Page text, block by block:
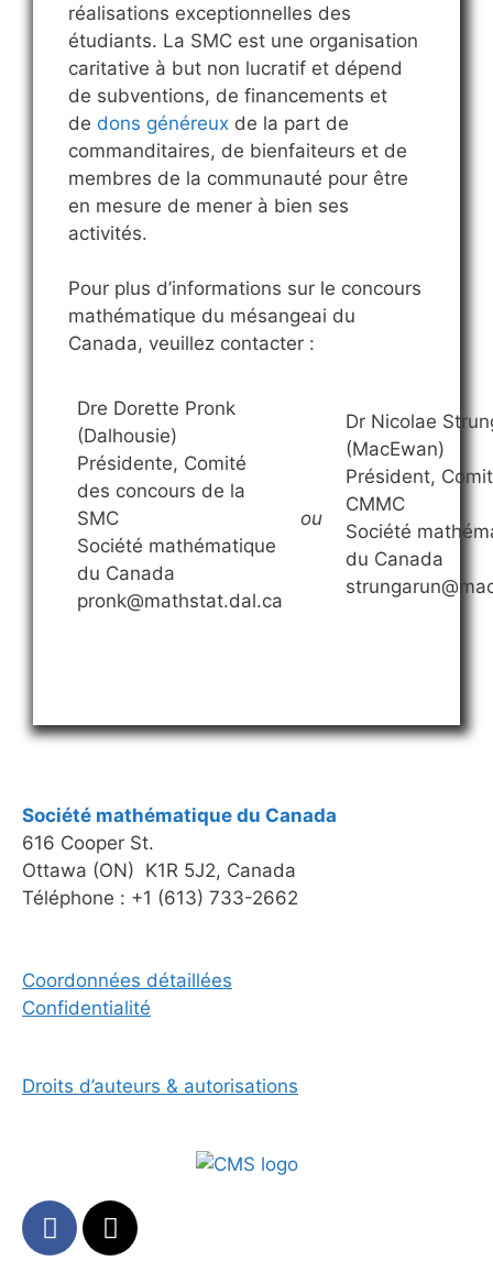
réalisations exceptionnelles des
étudiants. La SMC est une organisation
caritative à but non lucratif et dépend
de subventions, de financements et
de dons généreux de la part de
commanditaires, de bienfaiteurs et de
membres de la communauté pour être
en mesure de mener à bien ses
activités.
Pour plus d’informations sur le concours
mathématique du mésangeai du
Canada, veuillez contacter :
Dre Dorette Pronk
(Dalhousie)
Présidente, Comité
des concours de la
SMC
Société mathématique
du Canada
pronk@mathstat.dal.ca
ou
Dr Nicolae
(MacEwan)
Président,
CMMC
Société
du Canada
Société mathématique du Canada
616 Cooper St.
Ottawa (ON) K1R 5J2, Canada
Téléphone : +1 (613) 733-2662
Coordonnées détaillées
Confidentialité
Droits d’auteurs & autorisations